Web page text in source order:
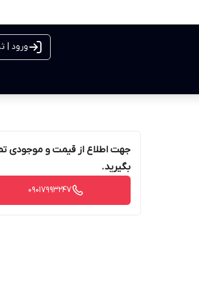
ورود |
جهت اطلاع از قیمت و موجودی
بگیرید.
09017993247